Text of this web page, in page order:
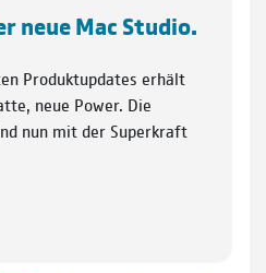
neue Mac Studio.
Produktupdates erhält
neue Power. Die
nun mit der Superkraft